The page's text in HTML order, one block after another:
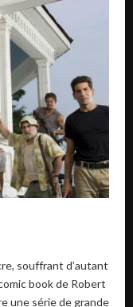
souffrant d’autant
book de Robert
une série de grande